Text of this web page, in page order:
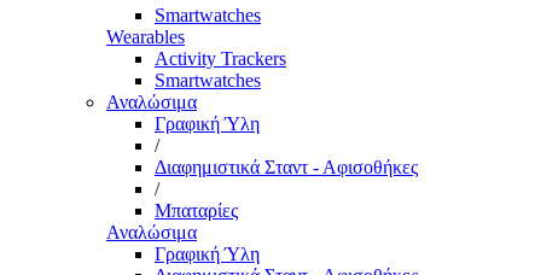
Smartwatches
Wearables
Activity Trackers
Smartwatches
Αναλώσιμα
Γραφική Ύλη
/
Διαφημιστικά Σταντ - Αφισοθήκες
/
Μπαταρίες
Αναλώσιμα
Γραφική Ύλη